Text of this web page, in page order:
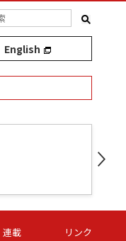
English
第16節 09/06 (日) 15:00
連載 リンク